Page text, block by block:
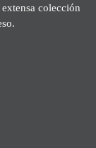
colección